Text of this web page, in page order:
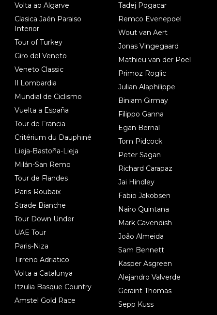
Volta ao Algarve
Clasica Jaén Paraiso
Interior
Tour of Turkey
Giro del Veneto
Veneto Classic
Il Lombardia
Mundial de Ciclismo
Vuelta a España
Tour de Francia
Critérium du Dauphiné
Lieja-Bastoña-Lieja
Milán-San Remo
Tour de Flandes
Paris-Roubaix
Strade Bianche
Tour Down Under
UAE Tour
Paris-Niza
Tirreno Adriatico
Volta a Catalunya
Itzulia Basque Country
Amstel Gold Race
Tadej Pogacar
Remco Evenepoel
Wout van Aert
Jonas Vingegaard
Mathieu van der Poel
Primoz Roglic
Julian Alaphilippe
Biniam Girmay
Filippo Ganna
Egan Bernal
Tom Pidcock
Peter Sagan
Richard Carapaz
Jai Hindley
Fabio Jakobsen
Nairo Quintana
Mark Cavendish
João Almeida
Sam Bennett
Kasper Asgreen
Alejandro Valverde
Geraint Thomas
Sepp Kuss